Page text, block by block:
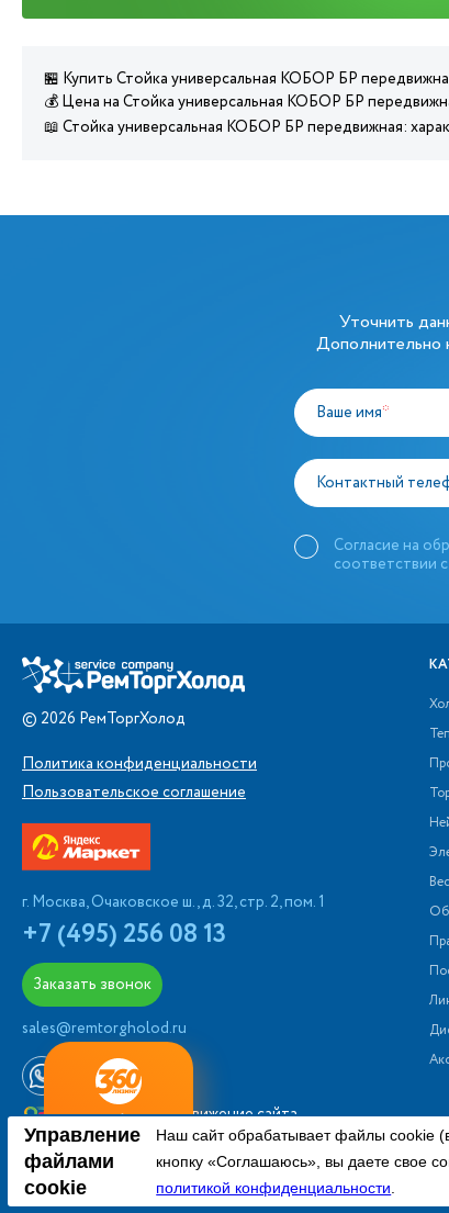
Управление
файлами
cookie
Наш сайт обрабатывает файлы cookie
кнопку «Соглашаюсь», вы даете свое
политикой конфиденциальности
🏪 Купить Стойка универсальная КОБОР БР
💰 Цена на Стойка универсальная КОБОР БР
📖 Стойка универсальная КОБОР БР передвижная:
Уточнить
Дополнительно
Ваше имя*
Контактный
Согласие на
соответствии с
© 2026 РемТоргХолод
Политика конфиденциальности
Пользовательское соглашение
г. Москва, Очаковское ш., д. 32, стр. 2, пом. 1
+7 (495) 256 08 13
Заказать звонок
sales@remtorgholod.ru
Разработка и продвижение сайта
Вся информация на сайте о
Для получения подробной
Любое
оборудование
Оставь заявку